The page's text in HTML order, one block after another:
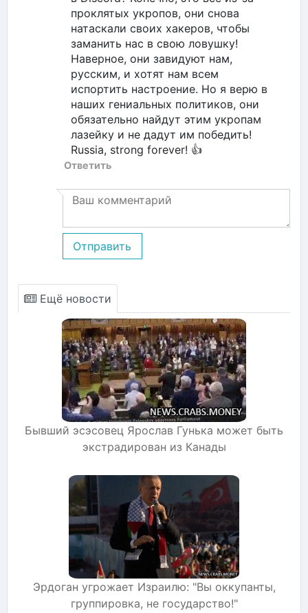
проклятых укропов, они снова
натаскали своих хакеров, чтобы
заманить нас в свою ловушку!
Наверное, они завидуют нам,
русским, и хотят нам всем
испортить настроение. Но я верю в
наших гениальных политиков, они
обязательно найдут этим укропам
лазейку и не дадут им победить!
Russia, strong forever! 👍
Ответить
Отправить
Ещё новости
Бывший эсэсовец Ярослав Гунька может быть
экстрадирован из Канады
Эрдоган угрожает Израилю: "Вы оккупанты,
группировка, не государство!"